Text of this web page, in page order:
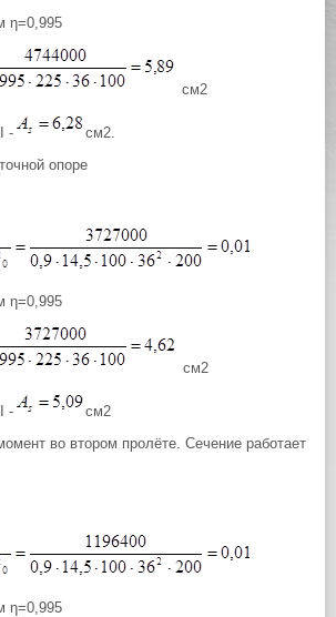
η=0,995
см2
-
см2.
опоре
η=0,995
см2
-
см2
во втором пролёте. Сечение работает
η=0,995